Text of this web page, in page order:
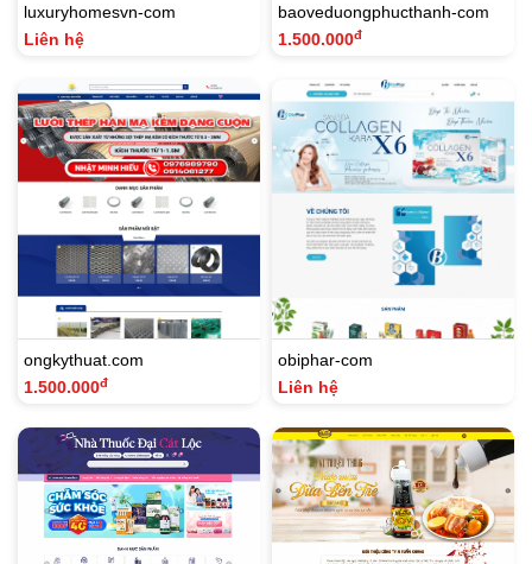
luxuryhomesvn-com
Liên hệ
baoveduongphucthanh-com
1.500.000đ
ongkythuat.com
1.500.000đ
obiphar-com
Liên hệ